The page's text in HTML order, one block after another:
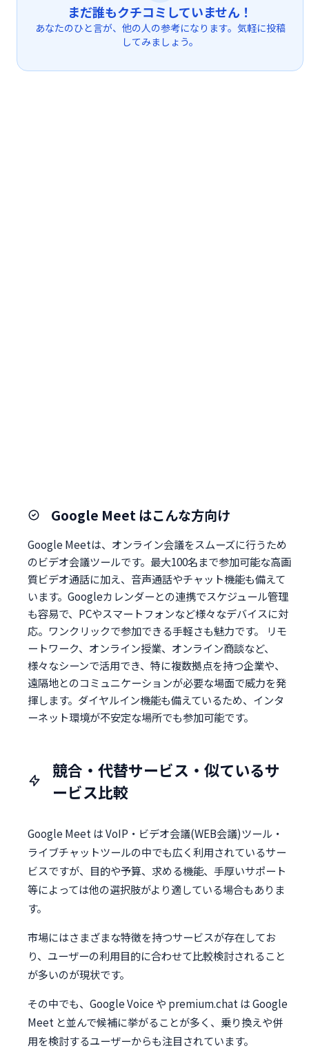
まだ誰もクチコミしていません！
あなたのひと言が、他の人の参考になります。気軽に投稿
してみましょう。
Google Meet はこんな方向け
Google Meetは、オンライン会議をスムーズに行うため
のビデオ会議ツールです。最大100名まで参加可能な高画
質ビデオ通話に加え、音声通話やチャット機能も備えて
います。Googleカレンダーとの連携でスケジュール管理
も容易で、PCやスマートフォンなど様々なデバイスに対
応。ワンクリックで参加できる手軽さも魅力です。 リモ
ートワーク、オンライン授業、オンライン商談など、
様々なシーンで活用でき、特に複数拠点を持つ企業や、
遠隔地とのコミュニケーションが必要な場面で威力を発
揮します。ダイヤルイン機能も備えているため、インタ
ーネット環境が不安定な場所でも参加可能です。
競合・代替サービス・似ているサ
ービス比較
Google Meet は VoIP・ビデオ会議(WEB会議)ツール・
ライブチャットツールの中でも広く利用されているサー
ビスですが、目的や予算、求める機能、手厚いサポート
等によっては他の選択肢がより適している場合もありま
す。
市場にはさまざまな特徴を持つサービスが存在してお
り、ユーザーの利用目的に合わせて比較検討されること
が多いのが現状です。
その中でも、Google Voice や premium.chat は Google
Meet と並んで候補に挙がることが多く、乗り換えや併
用を検討するユーザーからも注目されています。